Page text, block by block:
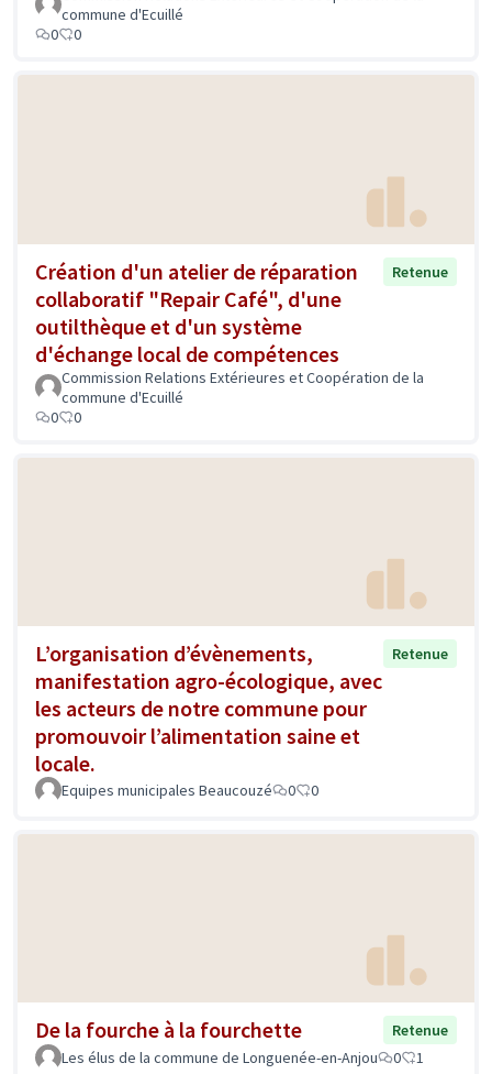
commune d'Ecuillé
0
0
Création d'un atelier de réparation
collaboratif "Repair Café", d'une
outilthèque et d'un système
d'échange local de compétences
Retenue
Commission Relations Extérieures et Coopération de la
commune d'Ecuillé
0
0
L’organisation d’évènements,
manifestation agro-écologique, avec
les acteurs de notre commune pour
promouvoir l’alimentation saine et
locale.
Retenue
Equipes municipales Beaucouzé 0 0
De la fourche à la fourchette
Retenue
Les élus de la commune de Longuenée-en-Anjou
0 1